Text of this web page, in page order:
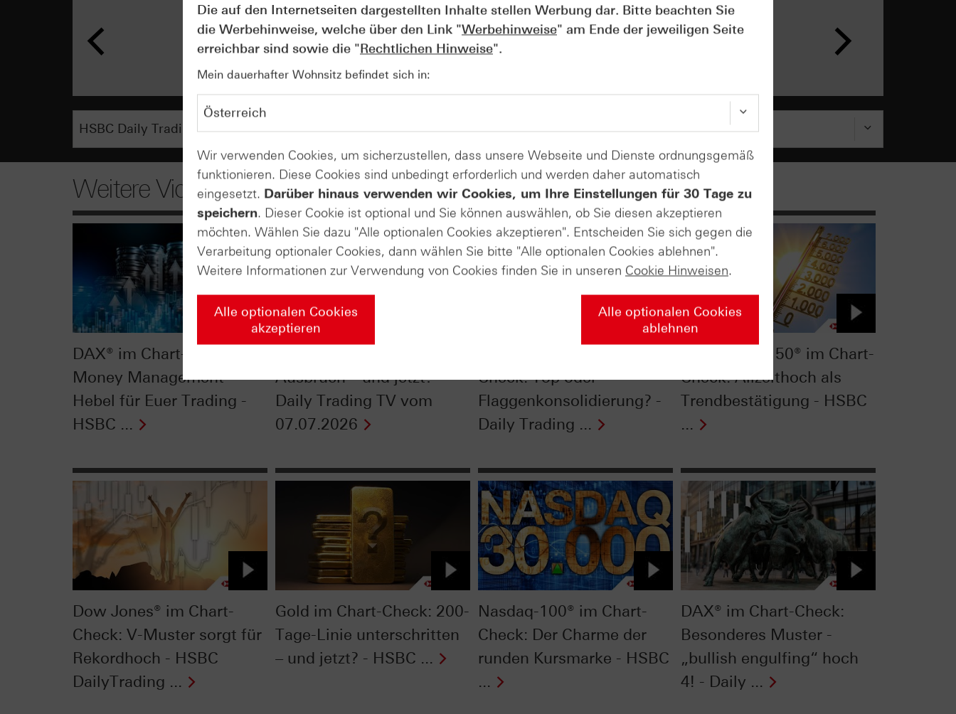
AUGUST
07
Wie lange bleibt der DAX® in
Rekordlaune? - ntv Zertifikate
07.08.26
Weitere Videos
DAX® im Chart-Check:
Money Management -
Hebel für Euer Trading -
HSBC ...
Ausbruch – und jetzt? -
Daily Trading TV vom
07.07.2026
Check: Top oder
Flaggenkonsolidierung? -
Daily Trading ...
Euro STOXX 50® im Chart-
Check: Allzeithoch als
Trendbestätigung - HSBC
...
Dow Jones® im Chart-
Check: V-Muster sorgt für
Rekordhoch - HSBC
DailyTrading ...
Gold im Chart-Check: 200-
Tage-Linie unterschritten
– und jetzt? - HSBC ...
Nasdaq-100® im Chart-
Check: Der Charme der
runden Kursmarke - HSBC
...
DAX® im Chart-Check:
Besonderes Muster -
„bullish engulfing“ hoch
4! - Daily ...
Die auf den Internetseiten dargestellten Inhalte stellen Werbung dar. Bitte beachten Sie
die Werbehinweise, welche über den Link "Werbehinweise" am Ende der jeweiligen Seite
erreichbar sind sowie die "Rechtlichen Hinweise".
Mein dauerhafter Wohnsitz befindet sich in:
Wir verwenden Cookies, um sicherzustellen, dass unsere Webseite und Dienste ordnungsgemäß
funktionieren. Diese Cookies sind unbedingt erforderlich und werden daher automatisch
eingesetzt. Darüber hinaus verwenden wir Cookies, um Ihre Einstellungen für 30 Tage zu
speichern. Dieser Cookie ist optional und Sie können auswählen, ob Sie diesen akzeptieren
möchten. Wählen Sie dazu "Alle optionalen Cookies akzeptieren". Entscheiden Sie sich gegen die
Verarbeitung optionaler Cookies, dann wählen Sie bitte "Alle optionalen Cookies ablehnen".
Weitere Informationen zur Verwendung von Cookies finden Sie in unseren Cookie Hinweisen.
Alle optionalen Cookies
akzeptieren
Alle optionalen Cookies
ablehnen